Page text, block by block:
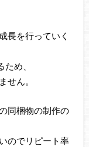
長を行っていく
め、
せん。
同梱物の制作の
のでリピート率